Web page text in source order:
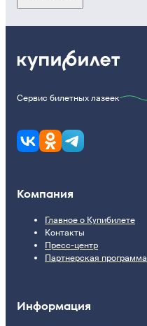
Сервис билетных лазеек
Компания
Главное о Купибилете
Контакты
Пресс-центр
Партнерская программа
Информация